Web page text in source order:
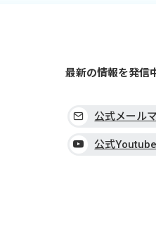
最新の情報を発信
公式メール
ジン
公式Youtube